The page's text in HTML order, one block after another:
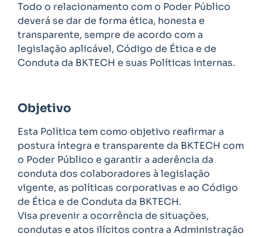
Todo o relacionamento com o Poder Público
deverá se dar de forma ética, honesta e
transparente, sempre de acordo com a
legislação aplicável, Código de Ética e de
Conduta da BKTECH e suas Políticas internas.
Objetivo
Esta Política tem como objetivo reafirmar a
postura íntegra e transparente da BKTECH com
o Poder Público e garantir a aderência da
conduta dos colaboradores à legislação
vigente, as políticas corporativas e ao Código
de Ética e de Conduta da BKTECH.
Visa prevenir a ocorrência de situações,
condutas e atos ilícitos contra a Administração